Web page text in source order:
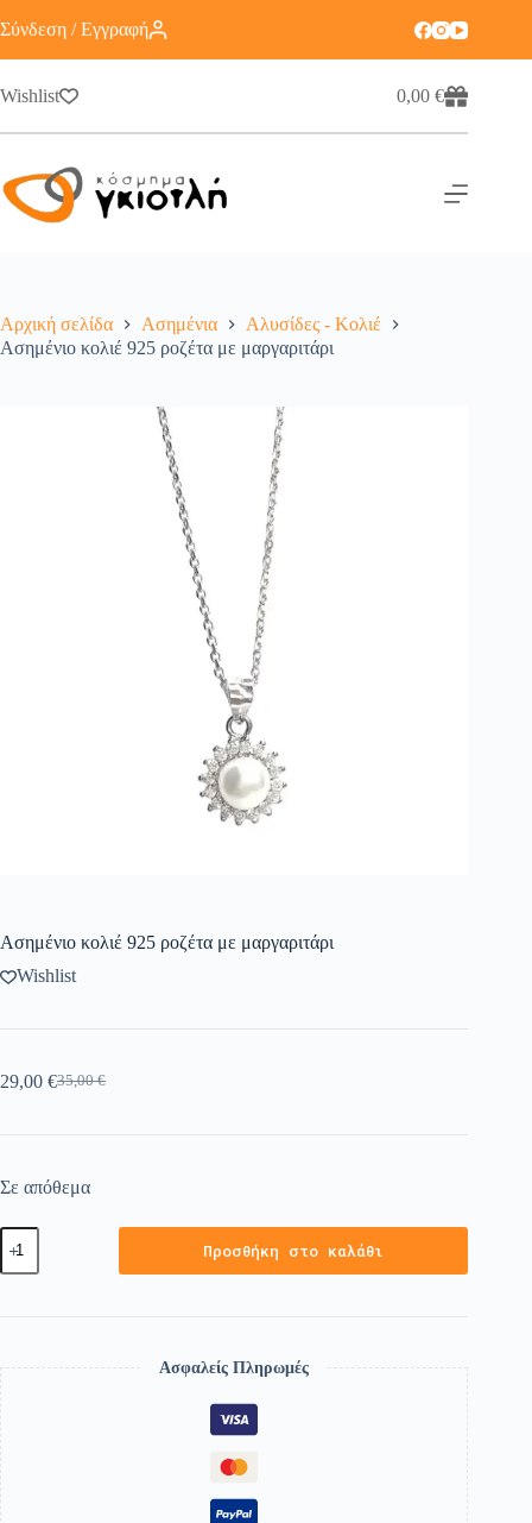
Σύνδεση / Εγγραφή
Wishlist 0,00€
Αρχική σελίδα Ασημένια
Αλυσίδες - Κολιέ
Ασημένιο κολιέ 925 ροζέτα με μαργαριτάρι
Ασημένιο κολιέ 925 ροζέτα με μαργαριτάρι
Wishlist
35,00€
29,00 €
Σε απόθεμα
Προσθήκη στο καλάθι
Ασφαλείς Πληρωμές